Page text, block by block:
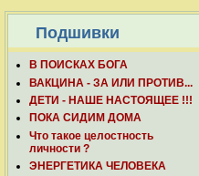
Подшивки
В ПОИСКАХ БОГА
ВАКЦИНА - ЗА ИЛИ ПРОТИВ...
ДЕТИ - НАШЕ НАСТОЯЩЕЕ !!!
ПОКА СИДИМ ДОМА
Что такое целостность
личности ?
ЭНЕРГЕТИКА ЧЕЛОВЕКА